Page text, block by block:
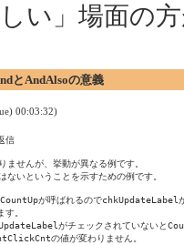
い」場面の
とAndAlsoの意義
00:03:32)
信
せんが、挙動が異なる例です。
ないということを示すための例です。
が呼ばれるのでchkUpdateLabel
。
がチェックされていないと
の値が変わりません。